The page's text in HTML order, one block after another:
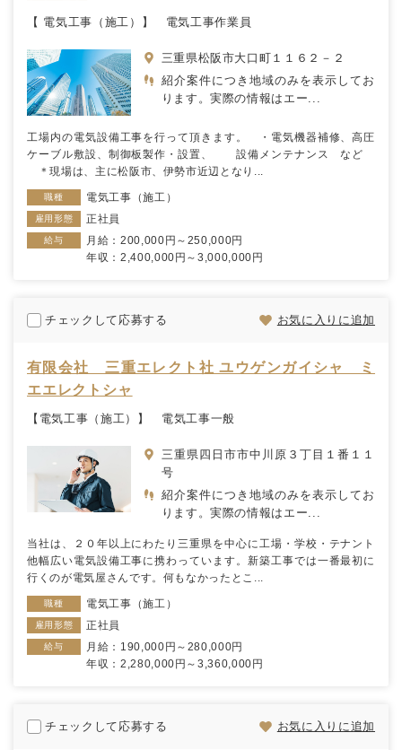
【 電気工事（施工）】 電気工事作業員
三重県松阪市大口町１１６２－２
紹介案件につき地域のみを表示してお
ります。実際の情報はエー...
工場内の電気設備工事を行って頂きます。 ・電気機器補修、高圧
ケーブル敷設、制御板製作・設置、 設備メンテナンス など
＊現場は、主に松阪市、伊勢市近辺となり...
職種 電気工事（施工）
雇用形態 正社員
給与
月給：200,000円～250,000円
年収：2,400,000円～3,000,000円
チェックして応募する お気に入りに追加
有限会社 三重エレクト社 ユウゲンガイシャ ミ
エエレクトシャ
【電気工事（施工）】 電気工事一般
三重県四日市市中川原３丁目１番１１
号
紹介案件につき地域のみを表示してお
ります。実際の情報はエー...
当社は、２０年以上にわたり三重県を中心に工場・学校・テナント
他幅広い電気設備工事に携わっています。新築工事では一番最初に
行くのが電気屋さんです。何もなかったとこ...
職種 電気工事（施工）
雇用形態 正社員
給与
月給：190,000円～280,000円
年収：2,280,000円～3,360,000円
チェックして応募する お気に入りに追加